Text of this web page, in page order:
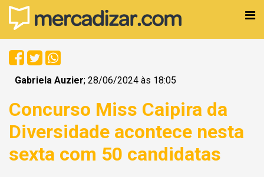
Gabriela Auzier; 28/06/2024 às 18:05
Concurso Miss Caipira da
Diversidade acontece nesta
sexta com 50 candidatas